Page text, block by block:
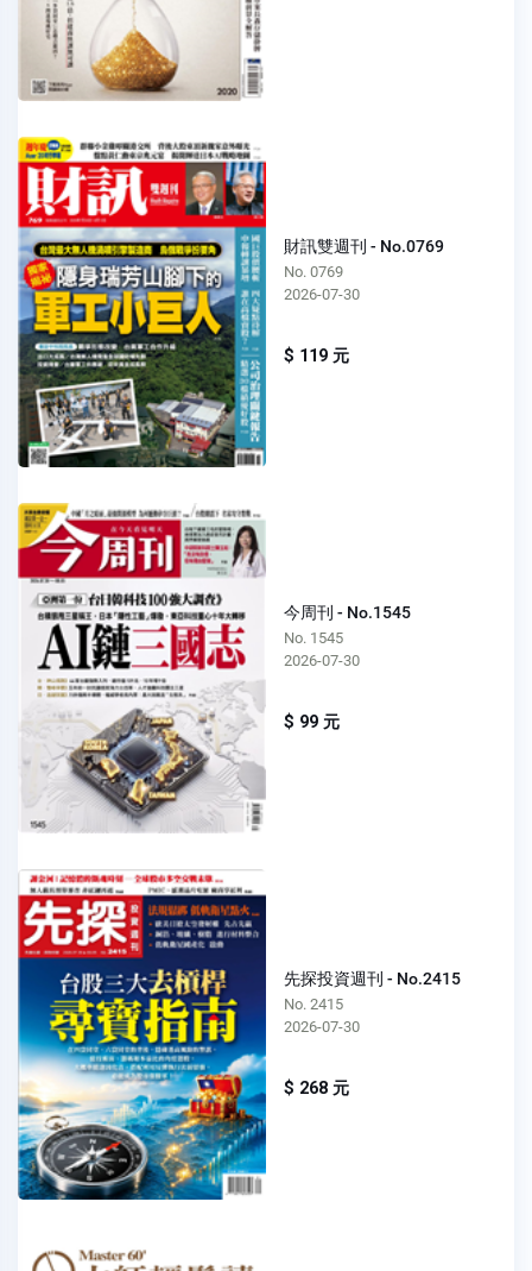
財訊雙週刊 - No.0769
No. 0769
2026-07-30
$ 119 元
今周刊 - No.1545
No. 1545
2026-07-30
$ 99 元
先探投資週刊 - No.2415
No. 2415
2026-07-30
$ 268 元